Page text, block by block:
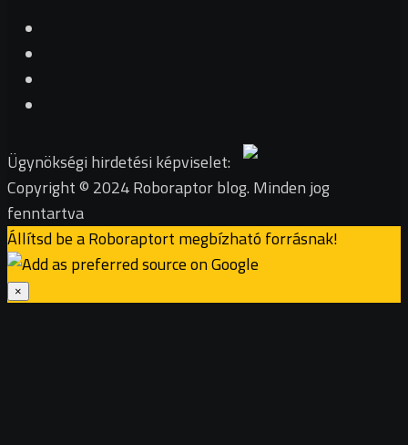
Ügynökségi hirdetési képviselet:
Copyright © 2024 Roboraptor blog. Minden jog
fenntartva
Állítsd be a Roboraptort megbízható forrásnak!
×